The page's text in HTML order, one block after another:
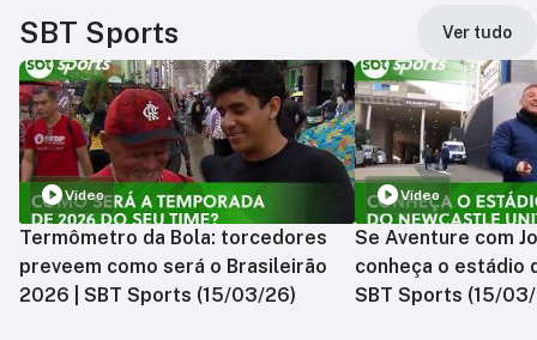
SBT Sports Ver tudo
Vídeo
Termômetro da Bola: torcedores
preveem como será o Brasileirão
2026 | SBT Sports (15/03/26)
Vídeo
Se Aventure com
conheça o estádio
SBT Sports (15/